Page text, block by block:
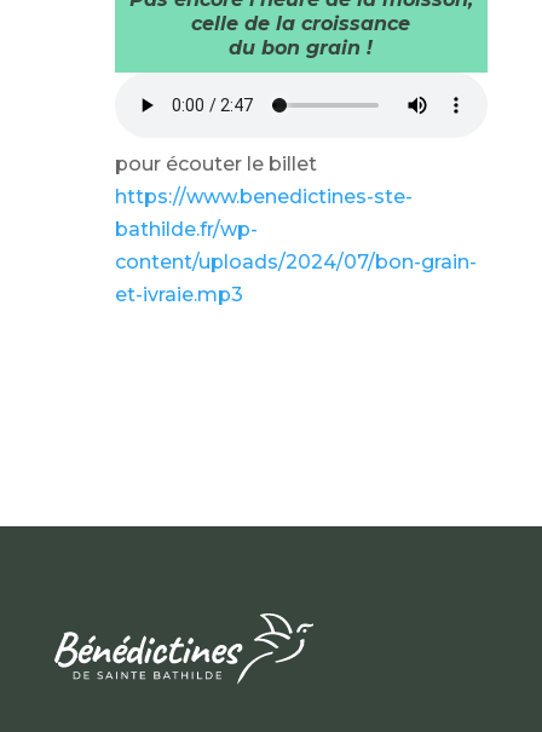
celle de la croissance
du bon grain !
pour écouter le billet
https://www.benedictines-ste-
bathilde.fr/wp-
content/uploads/2024/07/bon-grain-
et-ivraie.mp3